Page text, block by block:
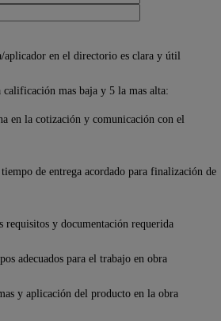
en el directorio es clara y útil
mas baja y 5 la mas alta:
en la cotización y comunicación con el
de entrega acordado para finalización de
y documentación requerida
adecuados para el trabajo en obra
y aplicación del producto en la obra